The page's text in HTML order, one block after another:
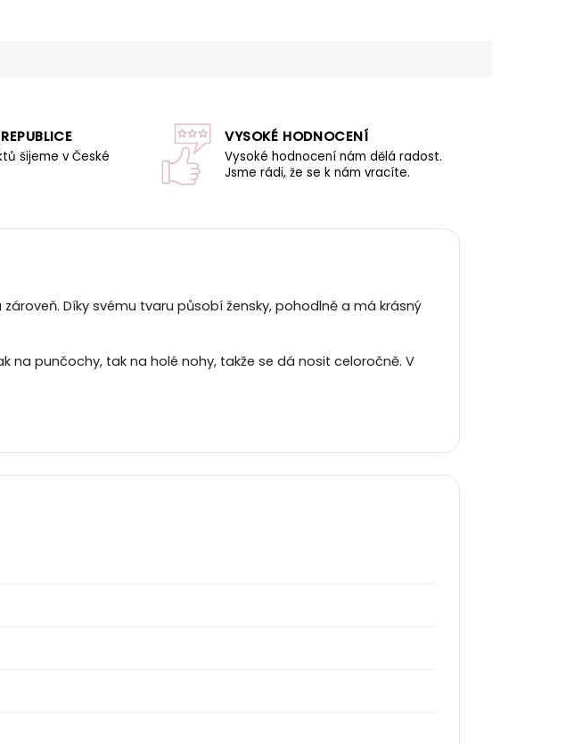
šijeme v České
VYSOKÉ HODNOCENÍ
Vysoké hodnocení nám dělá radost.
Jsme rádi, že se k nám vracíte.
Díky svému tvaru působí žensky, pohodlně a má krásný
na punčochy, tak na holé nohy, takže se dá nosit celoročně. V